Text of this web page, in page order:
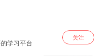
学习平台
关注